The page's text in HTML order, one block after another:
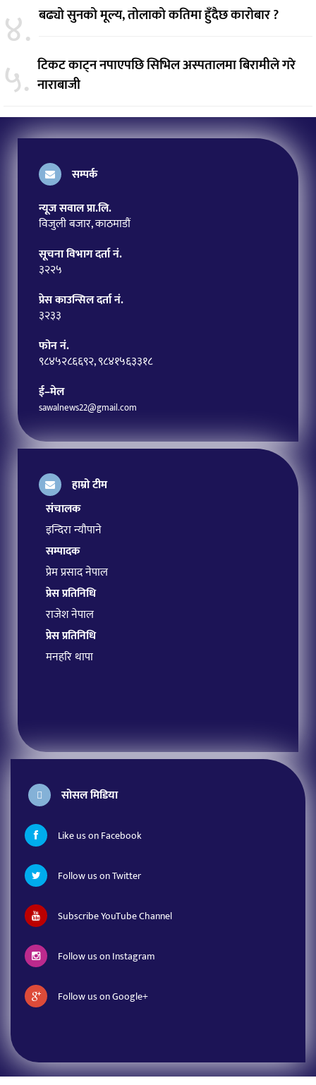
४. बढ्यो सुनको मूल्य, तोलाको कतिमा हुँदैछ कारोबार ?
५. टिकट काट्न नपाएपछि सिभिल अस्पतालमा बिरामीले गरे
नाराबाजी
सम्पर्क
न्यूज सवाल प्रा.लि.
विजुली बजार, काठमाडौं
सूचना विभाग दर्ता नं.
३२२५
प्रेस काउन्सिल दर्ता नं.
३२३३
फोन नं.
९८४५२८६६९२, ९८४१५६३३१८
ई–मेल
sawalnews22@gmail.com
हाम्रो टीम
संचालक
इन्दिरा न्यौपाने
सम्पादक
प्रेम प्रसाद नेपाल
प्रेस प्रतिनिधि
राजेश नेपाल
प्रेस प्रतिनिधि
मनहरि थापा
सोसल मिडिया
Like us on Facebook
Follow us on Twitter
Subscribe YouTube Channel
Follow us on Instagram
Follow us on Google+